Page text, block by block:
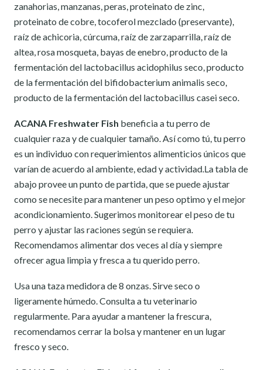
zanahorias, manzanas, peras, proteinato de zinc,
proteinato de cobre, tocoferol mezclado (preservante),
raíz de achicoria, cúrcuma, raíz de zarzaparrilla, raíz de
altea, rosa mosqueta, bayas de enebro, producto de la
fermentación del lactobacillus acidophilus seco, producto
de la fermentación del bifidobacterium animalis seco,
producto de la fermentación del lactobacillus casei seco.
ACANA Freshwater Fish beneficia a tu perro de
cualquier raza y de cualquier tamaño. Así como tú, tu perro
es un individuo con requerimientos alimenticios únicos que
varían de acuerdo al ambiente, edad y actividad.La tabla de
abajo provee un punto de partida, que se puede ajustar
como se necesite para mantener un peso optimo y el mejor
acondicionamiento. Sugerimos monitorear el peso de tu
perro y ajustar las raciones según se requiera.
Recomendamos alimentar dos veces al día y siempre
ofrecer agua limpia y fresca a tu querido perro.
Usa una taza medidora de 8 onzas. Sirve seco o
ligeramente húmedo. Consulta a tu veterinario
regularmente. Para ayudar a mantener la frescura,
recomendamos cerrar la bolsa y mantener en un lugar
fresco y seco.